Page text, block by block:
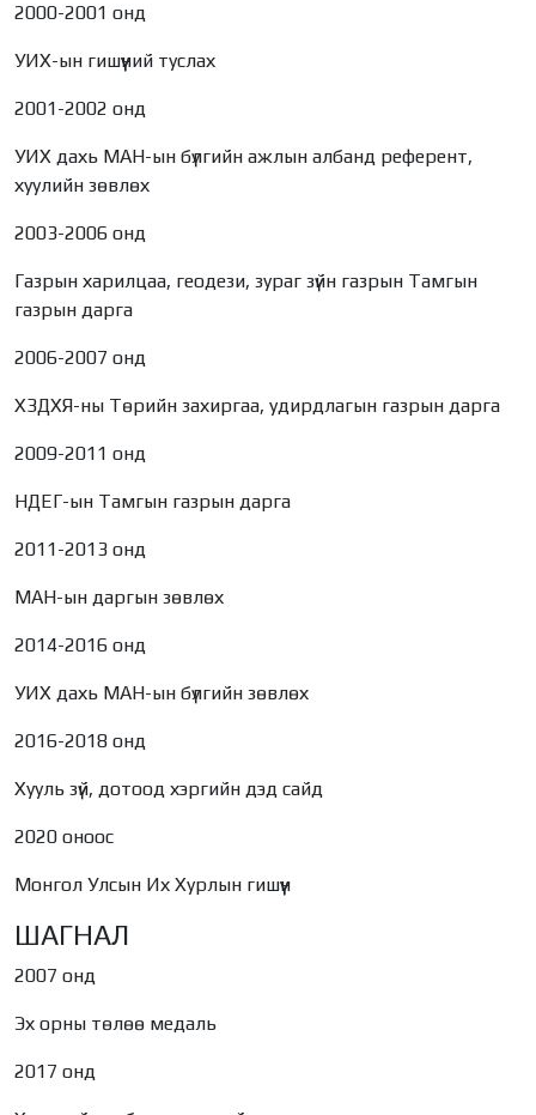
2000-2001 онд
УИХ-ын гишүүний туслах
2001-2002 онд
УИХ дахь МАН-ын бүлгийн ажлын албанд референт,
хуулийн зөвлөх
2003-2006 онд
Газрын харилцаа, геодези, зураг зүйн газрын Тамгын
газрын дарга
2006-2007 онд
ХЗДХЯ-ны Төрийн захиргаа, удирдлагын газрын дарга
2009-2011 онд
НДЕГ-ын Тамгын газрын дарга
2011-2013 онд
МАН-ын даргын зөвлөх
2014-2016 онд
УИХ дахь МАН-ын бүлгийн зөвлөх
2016-2018 онд
Хууль зүй, дотоод хэргийн дэд сайд
2020 оноос
Монгол Улсын Их Хурлын гишүүн
ШАГНАЛ
2007 онд
Эх орны төлөө медаль
2017 онд